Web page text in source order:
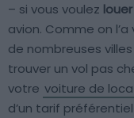
– si vous voulez
avion. Comme on
de nombreuses
trouver un vol pas
votre voiture de
d’un tarif préférentiel